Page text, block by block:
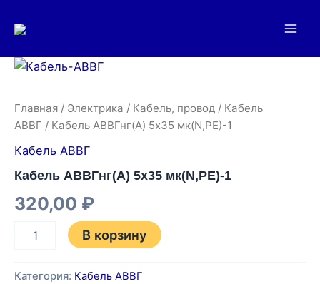
Главная / Электрика / Кабель, провод / Кабель
АВВГ / Кабель АВВГнг(А) 5х35 мк(N,РЕ)-1
Кабель АВВГ
Кабель АВВГнг(А) 5х35 мк(N,РЕ)-1
320,00 ₽
Количество
АВВГнг(А)
5х35
мк(N,РЕ)-1
В корзину
Категория: Кабель АВВГ